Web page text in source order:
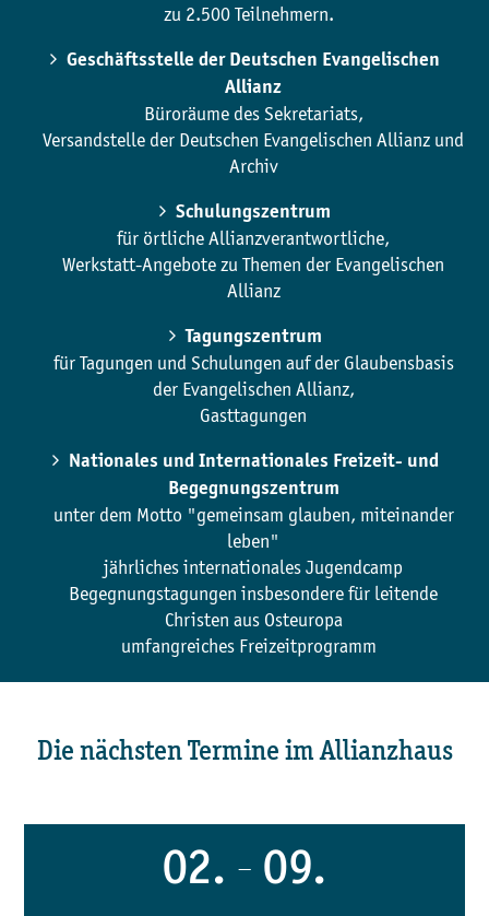
zu 2.500 Teilnehmern.
Geschäftsstelle der Deutschen Evangelischen
Allianz
Büroräume des Sekretariats,
Versandstelle der Deutschen Evangelischen Allianz und
Archiv
Schulungszentrum
für örtliche Allianzverantwortliche,
Werkstatt-Angebote zu Themen der Evangelischen
Allianz
Tagungszentrum
für Tagungen und Schulungen auf der Glaubensbasis
der Evangelischen Allianz,
Gasttagungen
Nationales und Internationales Freizeit- und
Begegnungszentrum
unter dem Motto "gemeinsam glauben, miteinander
leben"
jährliches internationales Jugendcamp
Begegnungstagungen insbesondere für leitende
Christen aus Osteuropa
umfangreiches Freizeitprogramm
Die nächsten Termine im Allianzhaus
02. — 09.